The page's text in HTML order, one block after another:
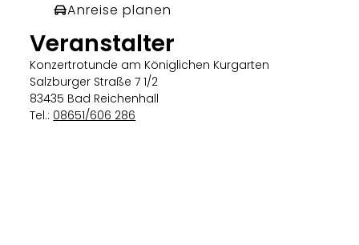
Anreise planen
Veranstalter
Konzertrotunde am Königlichen Kurgarten
Salzburger Straße 7 1/2
83435 Bad Reichenhall
Tel.: 08651/606 286